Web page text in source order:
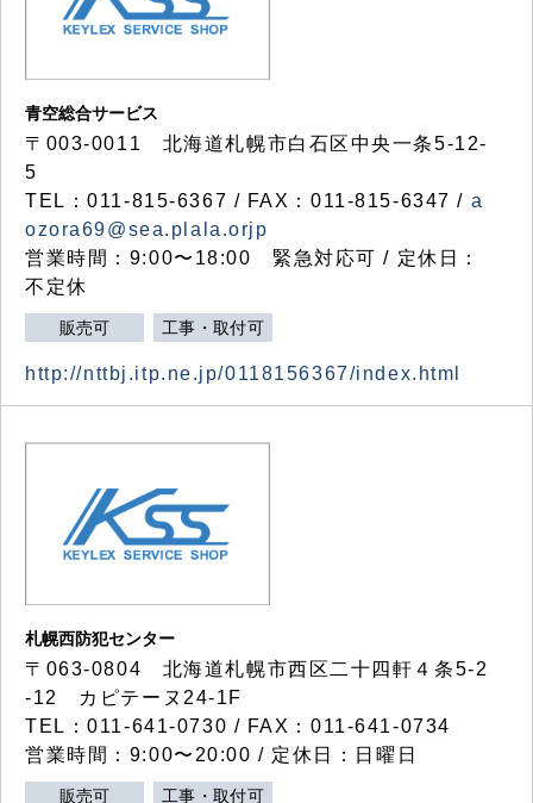
青空総合サービス
〒003-0011 北海道札幌市白石区中央一条5-12-
5
TEL：011-815-6367 / FAX：011-815-6347 / a
ozora69@sea.plala.orjp
営業時間：9:00〜18:00 緊急対応可 / 定休日：
不定休
販売可 工事・取付可
http://nttbj.itp.ne.jp/0118156367/index.html
札幌西防犯センター
〒063-0804 北海道札幌市西区二十四軒４条5-2
-12 カピテーヌ24-1F
TEL：011-641-0730 / FAX：011-641-0734
営業時間：9:00〜20:00 / 定休日：日曜日
販売可 工事・取付可